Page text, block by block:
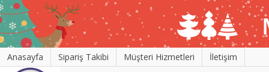
Anasayfa Sipariş Takibi Müşteri Hizmetleri İletişim